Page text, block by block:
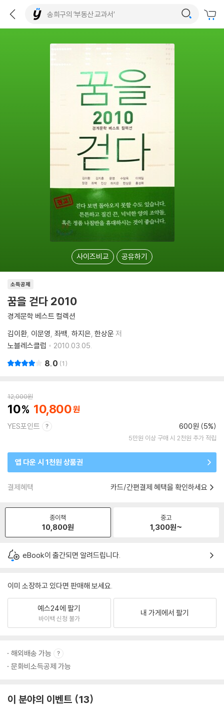
사이즈비교 공유하기
소득공제
꿈을 걷다 2010
경계문학 베스트 컬렉션
김이환 이문영 좌백 하지은 한상운 저
노블레스클럽
2010.03.05.
8.0 1
12,000원
10 10,800
YES포인트 600원 (5%)
5만원 이상 구매 시 2천원 추가 적립
앱 다운 시 1천원 상품권
결제혜택 카드/간편결제 혜택을 확인하세요
종이책
10,800원
중고
1,300원~
eBook이 출간되면 알려드립니다.
이미 소장하고 있다면 판매해 보세요.
예스24에 팔기
바이백 신청 불가
내 가게에서 팔기
해외배송 가능
문화비소득공제 가능
이 분야의 이벤트 13